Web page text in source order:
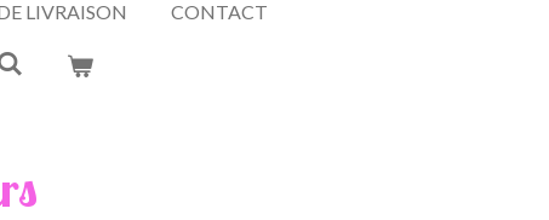
LIVRAISON CONTACT